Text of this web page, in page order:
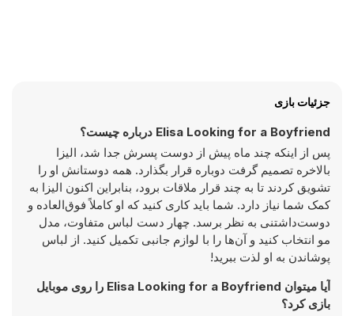
جزئیات بازی
Elisa Looking for a Boyfriend درباره چیست؟
پس از اینکه چند ماه پیش از دوست پسرش جدا شد، الیزا
بالاخره تصمیم گرفت دوباره قرار بگذارد. همه دوستانش او را
تشویق کردند تا به چند قرار ملاقات برود، بنابراین اکنون الیزا به
کمک شما نیاز دارد. شما باید کاری کنید که او کاملاً فوق‌العاده و
دوست‌داشتنی به نظر برسد. چهار دست لباس متفاوت، مدل
مو انتخاب کنید و آن‌ها را با لوازم جانبی تکمیل کنید. از لباس
پوشاندن به او لذت ببرید!
آیا میتوان Elisa Looking for a Boyfriend را روی موبایل
بازی کرد؟